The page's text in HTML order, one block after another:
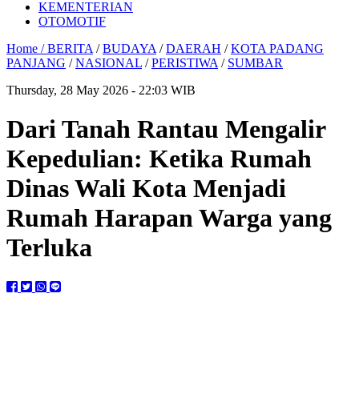
KEMENTERIAN
OTOMOTIF
Home /BERITA /BUDAYA /DAERAH /KOTA PADANG
PANJANG /NASIONAL /PERISTIWA / SUMBAR
Thursday, 28 May 2026 - 22:03 WIB
Dari Tanah Rantau Mengalir
Kepedulian: Ketika Rumah
Dinas Wali Kota Menjadi
Rumah Harapan Warga yang
Terluka